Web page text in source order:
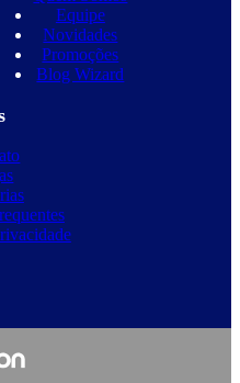
Equipe
Novidades
Promoções
Blog Wizard